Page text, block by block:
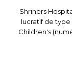
Shriners
lucratif de type
Children's